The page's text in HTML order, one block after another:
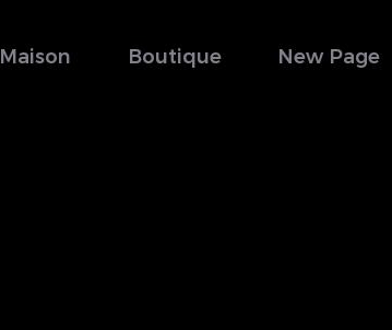
Maison Boutique New Page